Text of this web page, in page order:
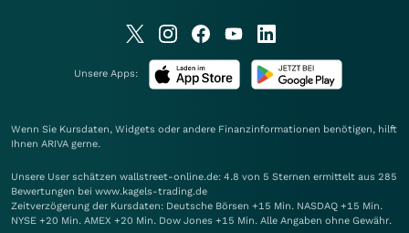
Unsere Apps:
Wenn Sie Kursdaten, Widgets oder andere Finanzinformationen benötigen, hilft
Ihnen ARIVA gerne.
Unsere User schätzen wallstreet-online.de: 4.8 von 5 Sternen ermittelt aus 285
Bewertungen bei www.kagels-trading.de
Zeitverzögerung der Kursdaten: Deutsche Börsen +15 Min. NASDAQ +15 Min.
NYSE +20 Min. AMEX +20 Min. Dow Jones +15 Min. Alle Angaben ohne Gewähr.